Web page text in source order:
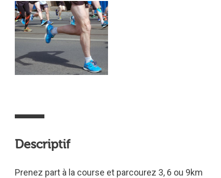
Descriptif
Prenez part à la course et parcourez 3, 6 ou 9km